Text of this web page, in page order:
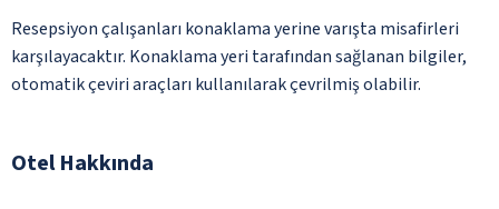
Resepsiyon çalışanları konaklama yerine varışta misafirleri
karşılayacaktır. Konaklama yeri tarafından sağlanan bilgiler,
otomatik çeviri araçları kullanılarak çevrilmiş olabilir.
Otel Hakkında